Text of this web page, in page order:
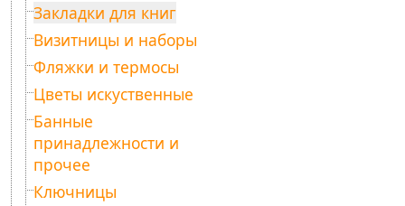
Закладки для книг
Визитницы и наборы
Фляжки и термосы
Цветы искуственные
Банные
принадлежности и
прочее
Ключницы